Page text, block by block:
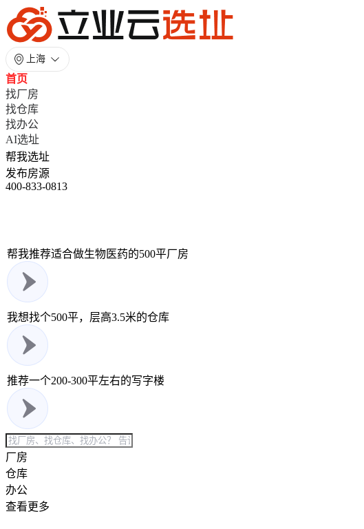
上海
首页
找厂房
找仓库
找办公
AI选址
帮我选址
发布房源
400-833-0813
帮我推荐适合做生物医药的500平厂房
我想找个500平，层高3.5米的仓库
推荐一个200-300平左右的写字楼
厂房
仓库
办公
查看更多